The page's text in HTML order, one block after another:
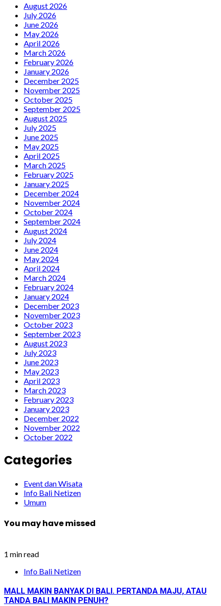
August 2026
July 2026
June 2026
May 2026
April 2026
March 2026
February 2026
January 2026
December 2025
November 2025
October 2025
September 2025
August 2025
July 2025
June 2025
May 2025
April 2025
March 2025
February 2025
January 2025
December 2024
November 2024
October 2024
September 2024
August 2024
July 2024
June 2024
May 2024
April 2024
March 2024
February 2024
January 2024
December 2023
November 2023
October 2023
September 2023
August 2023
July 2023
June 2023
May 2023
April 2023
March 2023
February 2023
January 2023
December 2022
November 2022
October 2022
Categories
Event dan Wisata
Info Bali Netizen
Umum
You may have missed
1 min read
Info Bali Netizen
MALL MAKIN BANYAK DI BALI. PERTANDA MAJU, ATAU
TANDA BALI MAKIN PENUH?